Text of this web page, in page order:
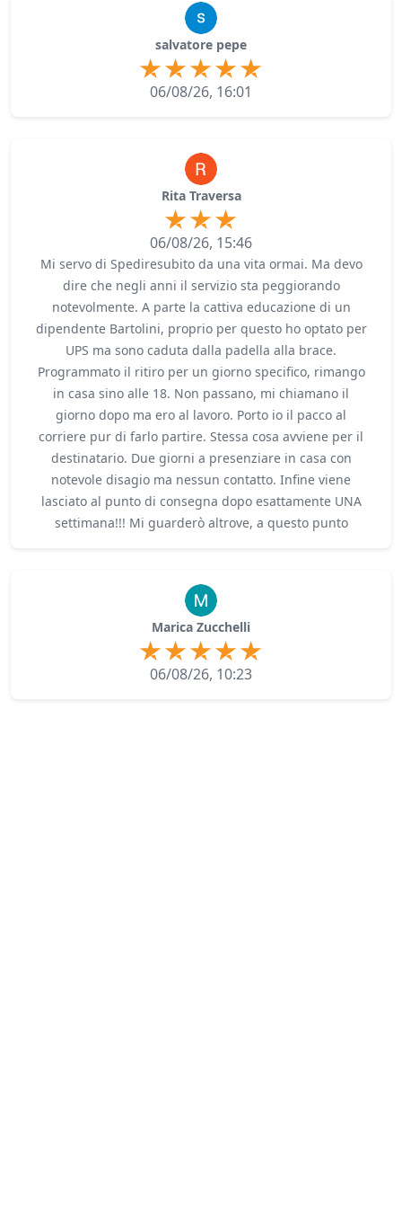
salvatore pepe
06/08/26, 16:01
Rita Traversa
06/08/26, 15:46
Mi servo di Spediresubito da una vita ormai. Ma devo
dire che negli anni il servizio sta peggiorando
notevolmente. A parte la cattiva educazione di un
dipendente Bartolini, proprio per questo ho optato per
UPS ma sono caduta dalla padella alla brace.
Programmato il ritiro per un giorno specifico, rimango
in casa sino alle 18. Non passano, mi chiamano il
giorno dopo ma ero al lavoro. Porto io il pacco al
corriere pur di farlo partire. Stessa cosa avviene per il
destinatario. Due giorni a presenziare in casa con
notevole disagio ma nessun contatto. Infine viene
lasciato al punto di consegna dopo esattamente UNA
settimana!!! Mi guarderò altrove, a questo punto
Marica Zucchelli
06/08/26, 10:23